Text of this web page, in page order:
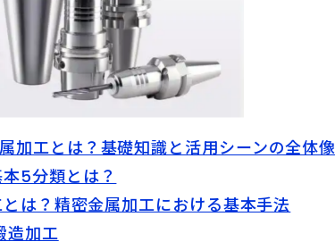
加工とは？基礎知識と活用シーンの全体像
5分類とは？
は？精密金属加工における基本手法
造加工